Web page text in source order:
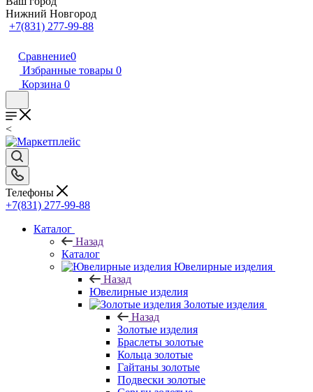
Нижний Новгород
+7(831) 277-99-88
Сравнение0
Избранные товары 0
Корзина 0
<
Телефоны
+7(831) 277-99-88
Каталог
Назад
Каталог
Ювелирные изделия
Назад
Ювелирные изделия
Золотые изделия
Назад
Золотые изделия
Браслеты золотые
Кольца золотые
Гайтаны золотые
Подвески золотые